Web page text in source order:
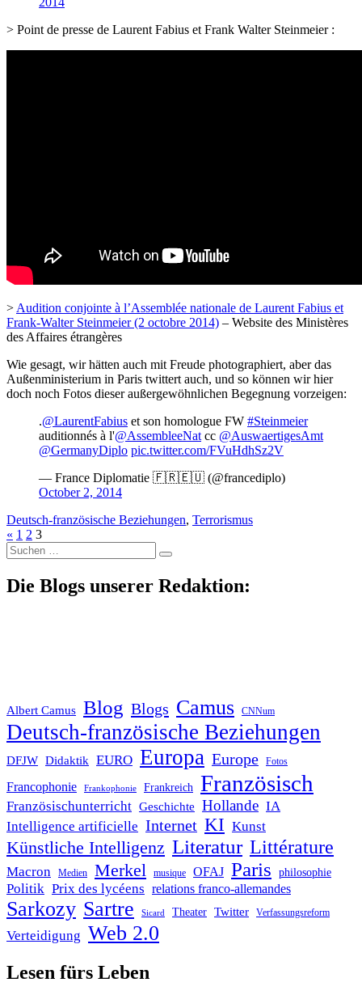
> Point de presse de Laurent Fabius et Frank Walter Steinmeier :
>Audition conjointe à l’Assemblée nationale de Laurent Fabius et
Frank-Walter Steinmeier (2 octobre 2014) – Website des Ministères
des Affaires étrangères
Wie gesagt, wir hätten auch mit Freude photographiert, aber das
Außenministerium in Paris twittert auch, und so können wir hier
doch noch Fotos dieser außergewöhnlichen Begegnung vorzeigen:
.@LaurentFabius et son homologue FW #Steinmeier
auditionnés à l'@AssembleeNatcc @AuswaertigesAmt
@GermanyDiplo pic.twitter.com/FVuHdhSz2V
— France Diplomatie 🇫🇷🇪🇺 (@francediplo)
October 2, 2014
Deutsch-französische Beziehungen, Terrorismus
« 1 2 3
Suche
nach:
Die Blogs unserer Redaktion:
Albert Camus Blog Blogs Camus CNNum
Deutsch-französische Beziehungen
DFJW Didaktik EURO Europa Europe Fotos
Francophonie Frankophonie Frankreich Französisch
Französischunterricht Geschichte Hollande IA
Intelligence artificielle Internet KI Kunst
Künstliche Intelligenz Literatur Littérature
Macron Medien Merkel musique OFAJ Paris philosophie
Politik Prix des lycéens relations franco-allemandes
Sarkozy Sartre Sicard Theater Twitter Verfassungsreform
Verteidigung Web 2.0
Lesen fürs Leben